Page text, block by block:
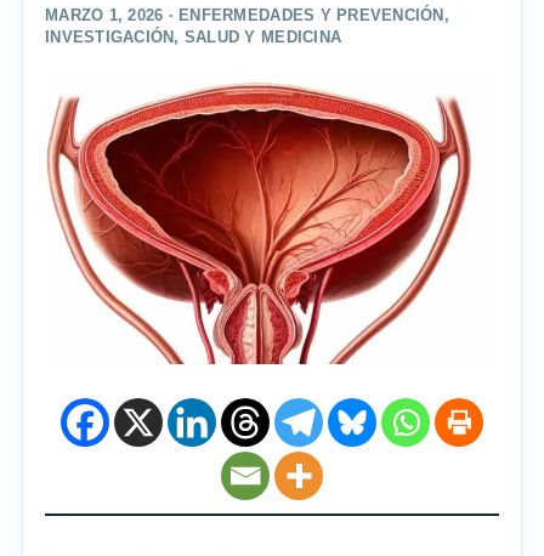
MARZO 1, 2026 · ENFERMEDADES Y PREVENCIÓN ,
INVESTIGACIÓN , SALUD Y MEDICINA